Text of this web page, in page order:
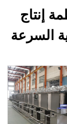
إنتاج
السرعة